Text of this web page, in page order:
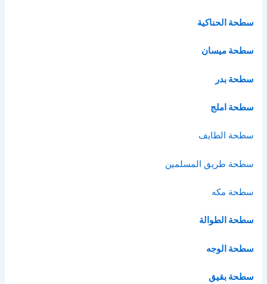
سطحة الحناكية
سطحة ميسان
سطحة بدر
سطحة املج
سطحة الطايف
سطحة طريق المسلمين
سطحة مكه
سطحة الطوالة
سطحة الوجه
سطحة بقيق